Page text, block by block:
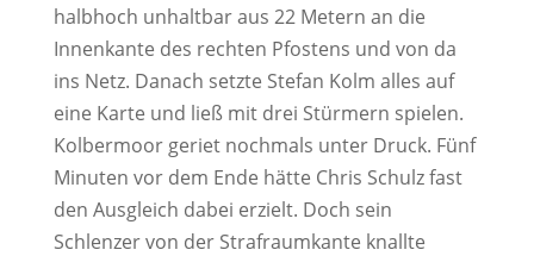
halbhoch unhaltbar aus 22 Metern an die
Innenkante des rechten Pfostens und von da
ins Netz. Danach setzte Stefan Kolm alles auf
eine Karte und ließ mit drei Stürmern spielen.
Kolbermoor geriet nochmals unter Druck. Fünf
Minuten vor dem Ende hätte Chris Schulz fast
den Ausgleich dabei erzielt. Doch sein
Schlenzer von der Strafraumkante knallte